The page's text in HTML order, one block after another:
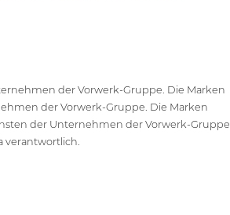
der Vorwerk-Gruppe. Die Marken
der Vorwerk-Gruppe. Die Marken
der Unternehmen der Vorwerk-Gruppe
verantwortlich.